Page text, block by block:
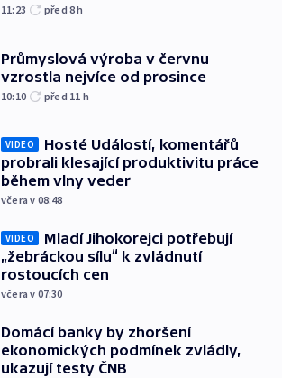
11:23 před 8h
Průmyslová výroba v červnu
vzrostla nejvíce od prosince
10:10 před 11 h
VIDEO
Hosté Událostí, komentářů
probrali klesající produktivitu práce
během vlny veder
včera v 08:48
VIDEO
Mladí Jihokorejci potřebují
„žebráckou sílu“ k zvládnutí
rostoucích cen
včera v 07:30
Domácí banky by zhoršení
ekonomických podmínek zvládly,
ukazují testy ČNB